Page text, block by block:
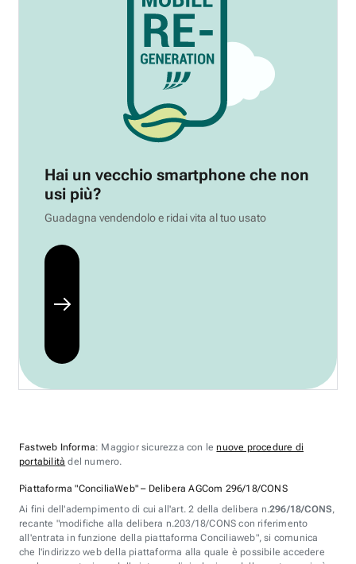
Hai un vecchio smartphone che non
usi più?
Guadagna vendendolo e ridai vita al tuo usato
Fastweb Informa: Maggior sicurezza con lenuove procedure di
portabilità del numero.
Piattaforma "ConciliaWeb" – Delibera AGCom 296/18/CONS
Ai fini dell'adempimento di cui all'art. 2 della delibera n.296/18/CONS,
recante "modifiche alla delibera n.203/18/CONS con riferimento
all'entrata in funzione della piattaforma Conciliaweb", si comunica
che l'indirizzo web della piattaforma alla quale è possibile accedere